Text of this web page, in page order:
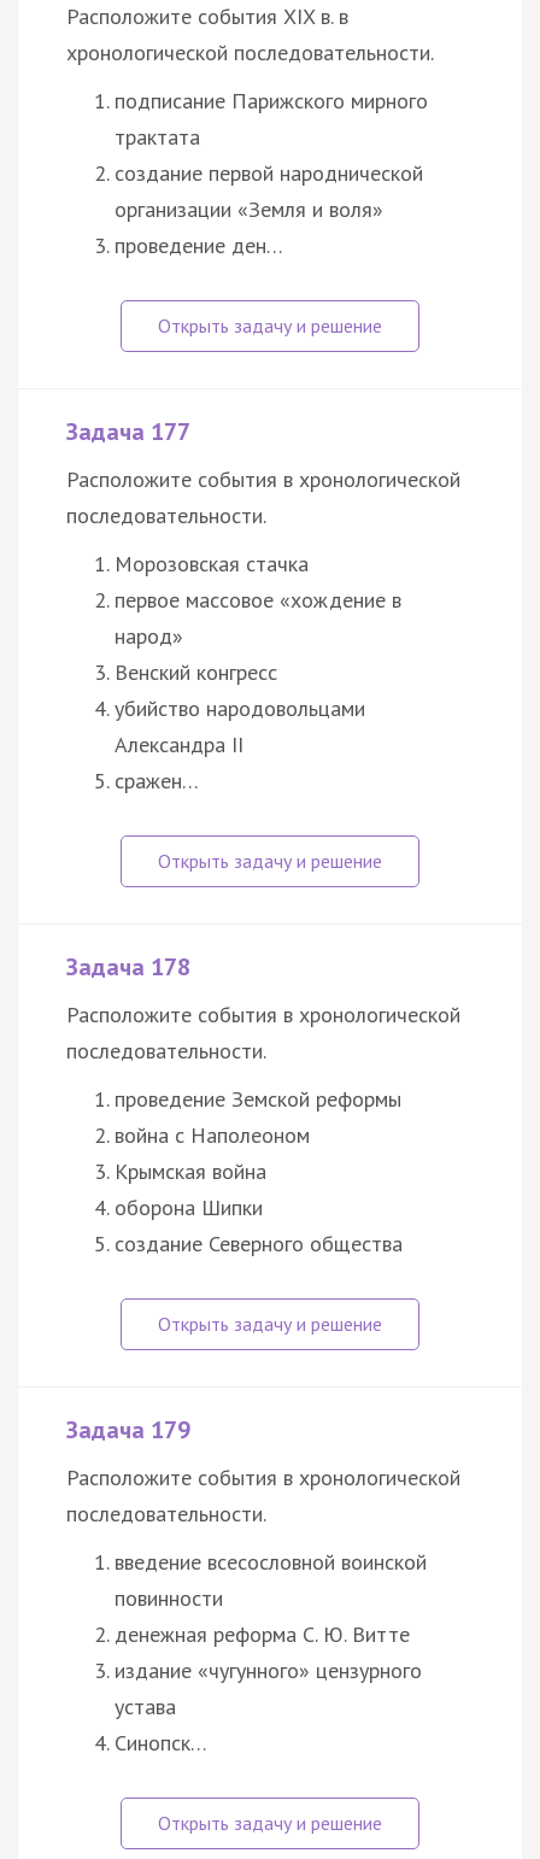
Расположите события XIX в. в
хронологической последовательности.
подписание Парижского мирного
трактата
создание первой народнической
организации «Земля и воля»
проведение ден…
Задача 177
Расположите события в хронологической
последовательности.
Морозовская стачка
первое массовое «хождение в
народ»
Венский конгресс
убийство народовольцами
Александра II
сражен…
Задача 178
Расположите события в хронологической
последовательности.
проведение Земской реформы
война с Наполеоном
Крымская война
оборона Шипки
создание Северного общества
Задача 179
Расположите события в хронологической
последовательности.
введение всесословной воинской
повинности
денежная реформа С. Ю. Витте
издание «чугунного» цензурного
устава
Синопск…